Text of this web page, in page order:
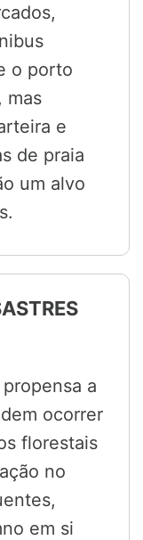
o porto
mas
e
de praia
um alvo
a
ocorrer
florestais
no
em si